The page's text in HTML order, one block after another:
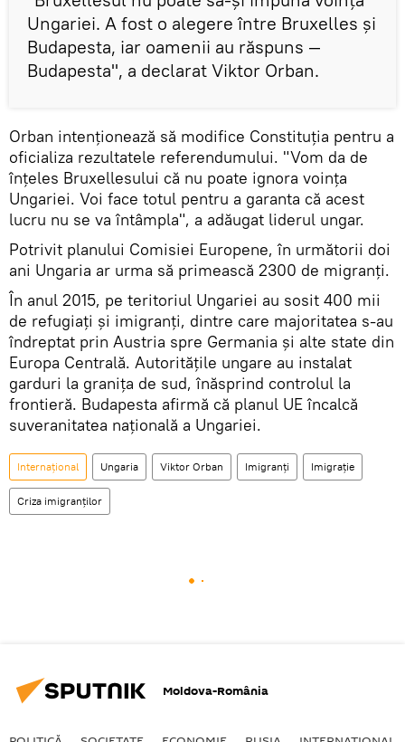
Ungariei. A fost o alegere între Bruxelles și
Budapesta, iar oamenii au răspuns —
Budapesta", a declarat Viktor Orban.
Orban intenționează să modifice Constituția pentru a
oficializa rezultatele referendumului. "Vom da de
înțeles Bruxellesului că nu poate ignora voința
Ungariei. Voi face totul pentru a garanta că acest
lucru nu se va întâmpla", a adăugat liderul ungar.
Potrivit planului Comisiei Europene, în următorii doi
ani Ungaria ar urma să primească 2300 de migranți.
În anul 2015, pe teritoriul Ungariei au sosit 400 mii
de refugiați și imigranți, dintre care majoritatea s-au
îndreptat prin Austria spre Germania și alte state din
Europa Centrală. Autoritățile ungare au instalat
garduri la granița de sud, înăsprind controlul la
frontieră. Budapesta afirmă că planul UE încalcă
suveranitatea națională a Ungariei.
Internaţional Ungaria Viktor Orban Imigranți Imigrație
Criza imigranților
Moldova-România